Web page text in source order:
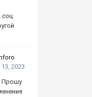
соц
2023
Прошу